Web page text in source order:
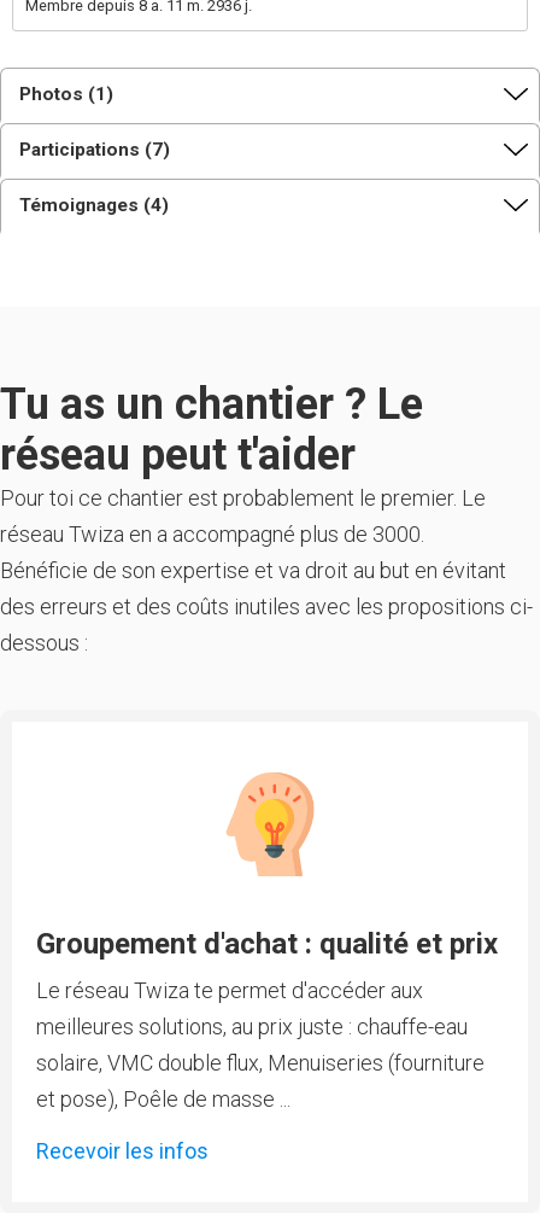
Membre depuis 8 a. 11 m. 2936 j.
Photos (1)
Participations (7)
Témoignages (4)
Tu as un chantier ? Le
réseau peut t'aider
Pour toi ce chantier est probablement le premier. Le
réseau Twiza en a accompagné plus de 3000.
Bénéficie de son expertise et va droit au but en évitant
des erreurs et des coûts inutiles avec les propositions ci-
dessous :
Groupement d'achat : qualité et prix
Le réseau Twiza te permet d'accéder aux
meilleures solutions, au prix juste : chauffe-eau
solaire, VMC double flux, Menuiseries (fourniture
et pose), Poêle de masse ...
Recevoir les infos